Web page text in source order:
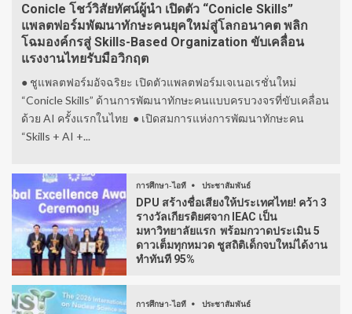
Conicle โชว์วิสัยทัศน์ผู้นำ เปิดตัว “Conicle Skills”
แพลตฟอร์มพัฒนาทักษะคนยุคใหม่สู่โลกอนาคต พลิก
โฉมองค์กรสู่ Skills-Based Organization ขับเคลื่อน
แรงงานไทยรับมือวิกฤต
● ชูแพลตฟอร์มอัจฉริยะ เปิดตัวแพลตฟอร์มเจเนอเรชั่นใหม่
“Conicle Skills” ด้านการพัฒนาทักษะคนแบบครบวงจรที่ขับเคลื่อน
ด้วย AI ครั้งแรกในไทย ● เปิดสมการแห่งการพัฒนาทักษะคน
“Skills + AI +...
การศึกษา-ไอที ประชาสัมพันธ์
DPU สร้างชื่อเสียงให้ประเทศไทย! คว้า 3
รางวัลเกียรติยศจาก IEAC เป็น
มหาวิทยาลัยแรก พร้อมกวาดประเมิน 5
ดาวเต็มทุกหมวด ชูสถิติเด็กจบใหม่ได้งาน
ทำทันที 95%
การศึกษา-ไอที ประชาสัมพันธ์